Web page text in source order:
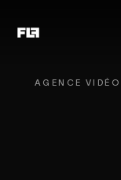
AGENCE VIDÉO